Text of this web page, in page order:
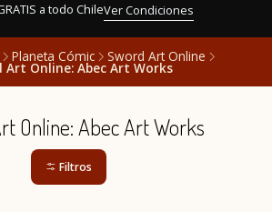
a todo ChileVer Condiciones
Planeta Cómic Sword Art Online
Art Online: Abec Art Works
Online: Abec Art Works
Filtros